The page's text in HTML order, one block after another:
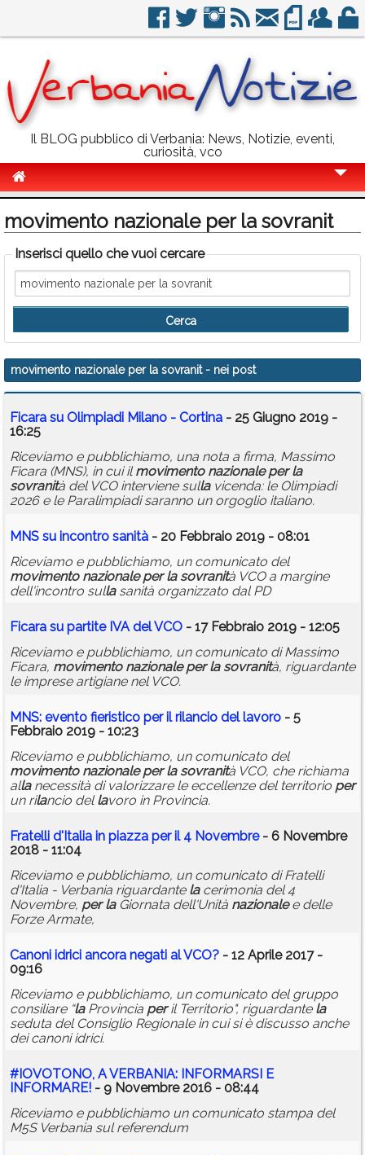
Il BLOG pubblico di Verbania: News, Notizie, eventi,
curiosità, vco
Politica
Sport
Eventi
Info Utili
Rubriche
Calendario
Annunci
movimento nazionale per la sovranit
Inserisci quello che vuoi cercare
movimento nazionale per la sovranit- nei post
Ficara su Olimpiadi Milano - Cortina - 25 Giugno 2019 -
16:25
Riceviamo e pubblichiamo, una nota a firma, Massimo
Ficara (MNS), in cui ilmovimento nazionale per la
sovranità del VCO interviene sullavicenda: le Olimpiadi
2026 e le Paralimpiadi saranno un orgoglio italiano.
MNS su incontro sanità - 20 Febbraio 2019 - 08:01
Riceviamo e pubblichiamo, un comunicato del
movimento nazionale per la sovranità VCO a margine
dell'incontro sullasanità organizzato dal PD
Ficara su partite IVA del VCO - 17 Febbraio 2019 - 12:05
Riceviamo e pubblichiamo, un comunicato di Massimo
Ficara, movimento nazionale per la sovranità, riguardante
le imprese artigiane nel VCO.
MNS: evento fieristico peril rilancio dellavoro - 5
Febbraio 2019 - 10:23
Riceviamo e pubblichiamo, un comunicato del
movimento nazionale per la sovranità VCO, che richiama
allanecessità di valorizzare le eccellenze del territorio per
un rilancio dellavoro in Provincia.
Fratelli d'Italia in piazza peril 4 Novembre- 6 Novembre
2018 - 11:04
Riceviamo e pubblichiamo, un comunicato di Fratelli
d'Italia - Verbania riguardante lacerimonia del 4
Novembre, per laGiornata dell'Unità nazionalee delle
Forze Armate,
Canoni idrici ancora negati al VCO? - 12 Aprile 2017 -
09:16
Riceviamo e pubblichiamo, un comunicato del gruppo
consiliare “laProvincia peril Territorio", riguardante la
seduta del Consiglio Regionale in cui si è discusso anche
dei canoni idrici.
#IOVOTONO, A VERBANIA: INFORMARSI E
INFORMARE! - 9 Novembre 2016 - 08:44
Riceviamo e pubblichiamo un comunicato stampa del
M5S Verbania sul referendum